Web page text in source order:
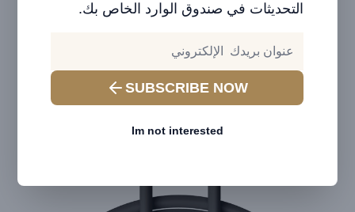
التحديثات في صندوق الوارد الخاص بك.
SUBSCRIBE NOW
Im not interested